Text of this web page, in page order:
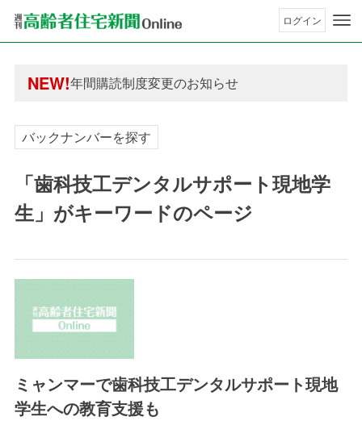
ログイン
NEW!
年間購読制度変更のお知らせ
年間購読制度変更のお知らせ
バックナンバーを探す
「歯科技工デンタルサポート現地学
生」がキーワードのページ
ミャンマーで歯科技工デンタルサポート現地
学生への教育支援も